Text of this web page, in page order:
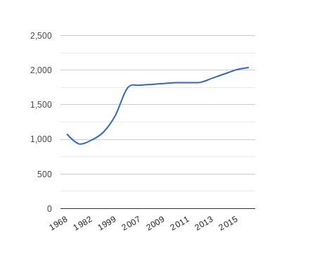
1968 1982 1999 2007 2009 2011 2013 2015
0
500
1,000
1,500
2,000
2,500